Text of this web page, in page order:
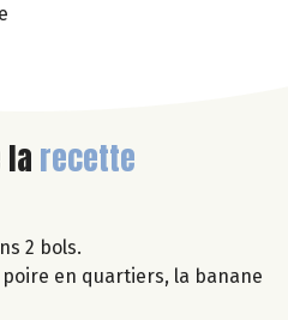
larecette
2 bols.
en quartiers, la banane